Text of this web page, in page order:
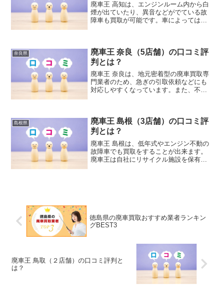
廃車王 高知は、エンジンルーム内から白
煙が出ていたり、異音などがでている故
障車も買取が可能です。車によっては修
ますが、廃車買取を専門とする業者で
は、故障車であっても買取をすることが
可能です。
奈良県
廃車王 奈良（5店舗）の口コミ評
判とは？
廃車王 奈良は、地元密着型の廃車買取専
門業者のため、急ぎの引取依頼などにも
対応しやすくなっています。また、不動
車前に引き取り廃車をお願いしたいとい
うご要望にもお答えすることが出来まし
た。
島根県
廃車王 島根（3店舗）の口コミ評
判とは？
廃車王 島根は、低年式やエンジン不動の
故障車でも買取をすることが出来ます。
廃車王は自社にリサイクル施設を保有し
高価買取が可能です。
徳島県の廃車買取おすすめ業者ランキン
グBEST3
廃車王 鳥取（２店舗）の口コミ評判と
は？